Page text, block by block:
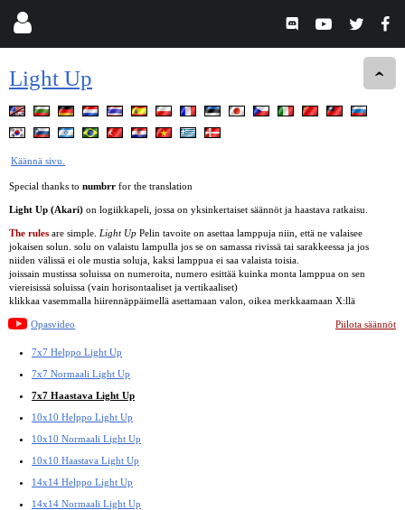
Light Up
Käännä sivu.
Special thanks to numbrr for the translation
Light Up (Akari) on logiikkapeli, jossa on yksinkertaiset säännöt ja haastava ratkaisu.
The rules are simple. Light Up Pelin tavoite on asettaa lamppuja niin, että ne valaisee
jokaisen solun. solu on valaistu lampulla jos se on samassa rivissä tai sarakkeessa ja jos
niiden välissä ei ole mustia soluja, kaksi lamppua ei saa valaista toisia.
joissain mustissa soluissa on numeroita, numero esittää kuinka monta lamppua on sen
viereisissä soluissa (vain horisontaaliset ja vertikaaliset)
klikkaa vasemmalla hiirennäppäimellä asettamaan valon, oikea merkkaamaan X:llä
Opasvideo Piilota säännöt
7x7 Helppo Light Up
7x7 Normaali Light Up
7x7 Haastava Light Up
10x10 Helppo Light Up
10x10 Normaali Light Up
10x10 Haastava Light Up
14x14 Helppo Light Up
14x14 Normaali Light Up